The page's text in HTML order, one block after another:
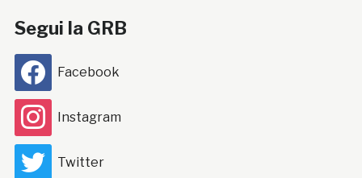
Segui la GRB
Facebook
Instagram
Twitter